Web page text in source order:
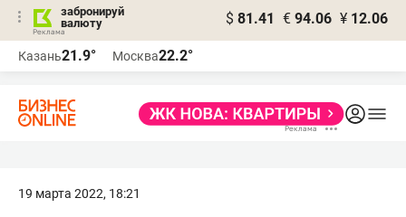
забронируй
валюту
$ 81.41 € 94.06 ¥ 12.06
Казань21.9° Москва22.2°
19 марта 2022, 18:21